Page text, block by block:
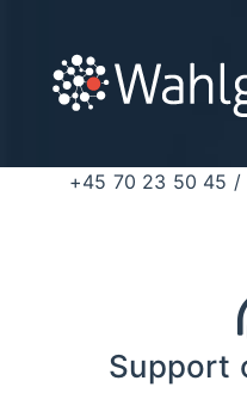
+45 70 23 50 45 /
Support